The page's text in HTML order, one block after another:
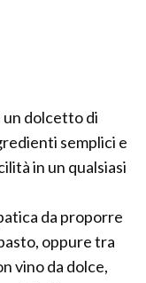
un dolcetto di
semplici e
in un qualsiasi
da proporre
oppure tra
vino da dolce,